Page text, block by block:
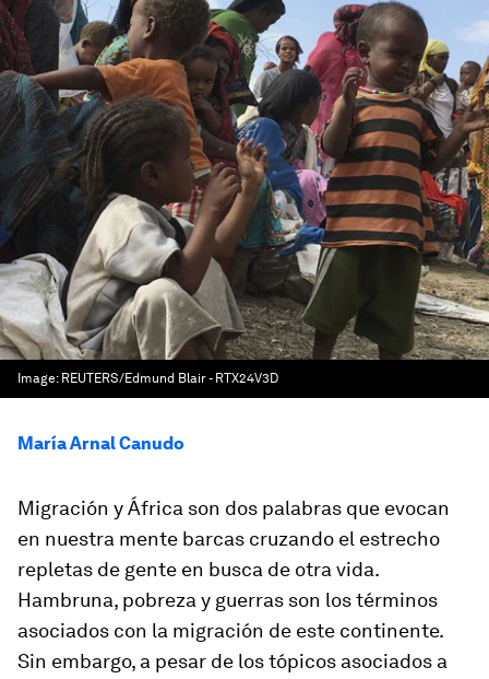
Image: REUTERS/Edmund Blair - RTX24V3D
María Arnal Canudo
Migración y África son dos palabras que evocan
en nuestra mente barcas cruzando el estrecho
repletas de gente en busca de otra vida.
Hambruna, pobreza y guerras son los términos
asociados con la migración de este continente.
Sin embargo, a pesar de los tópicos asociados a